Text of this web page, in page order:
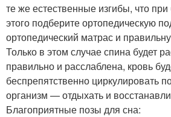
те же естественные изгибы, что
этого подберите ортопедическую
ортопедический матрас и
Только в этом случае спина будет
правильно и расслаблена, кровь
беспрепятственно циркулировать
организм — отдыхать и
Благоприятные позы для сна: